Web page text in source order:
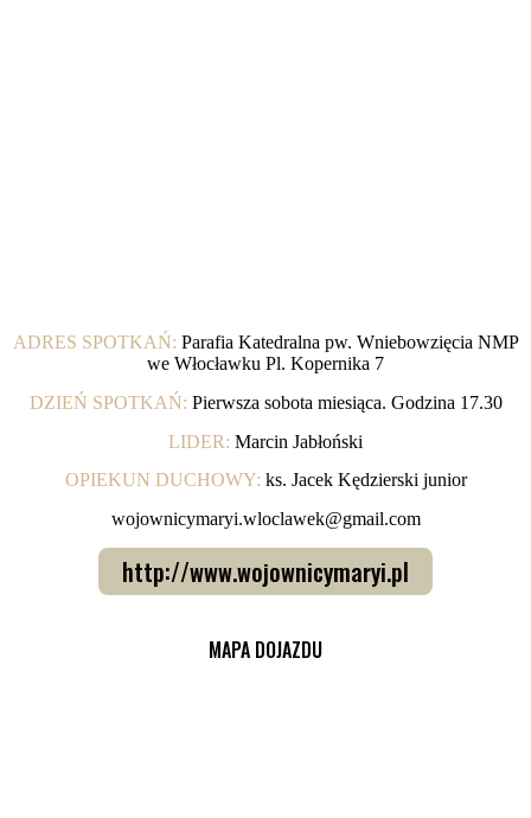
ADRES SPOTKAŃ: Parafia Katedralna pw. Wniebowzięcia NMP
we Włocławku Pl. Kopernika 7
DZIEŃ SPOTKAŃ: Pierwsza sobota miesiąca. Godzina 17.30
LIDER: Marcin Jabłoński
OPIEKUN DUCHOWY: ks. Jacek Kędzierski junior
wojownicymaryi.wloclawek@gmail.com
http://www.wojownicymaryi.pl
MAPA DOJAZDU